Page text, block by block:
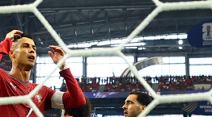
i
n
g
T
i
e